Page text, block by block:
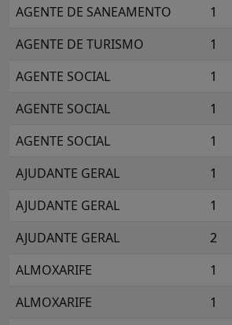
AGENTE DE SANEAMENTO 1
AGENTE DE TURISMO
1
AGENTE SOCIAL
1
AGENTE SOCIAL
1
AGENTE SOCIAL
1
AJUDANTE GERAL
1
AJUDANTE GERAL
1
AJUDANTE GERAL
2
ALMOXARIFE
1
ALMOXARIFE
1